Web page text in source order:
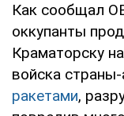
Как сообщал
оккупанты
Краматорску
войска
ракетами,